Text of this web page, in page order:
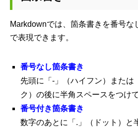
Markdownでは、箇条書きを番号な
で表現できます。
番号なし箇条書き
先頭に「-」（ハイフン）または
ク）の後に半角スペースをつけ
番号付き箇条書き
数字のあとに「.」（ドット）と